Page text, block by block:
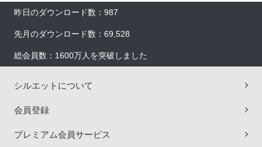
昨日のダウンロード数：987
先月のダウンロード数：69,528
総会員数：1600万人を突破しました
シルエットについて
会員登録
プレミアム会員サービス